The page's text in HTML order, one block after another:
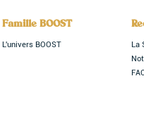
Famille BOOST
L'univers BOOST
La